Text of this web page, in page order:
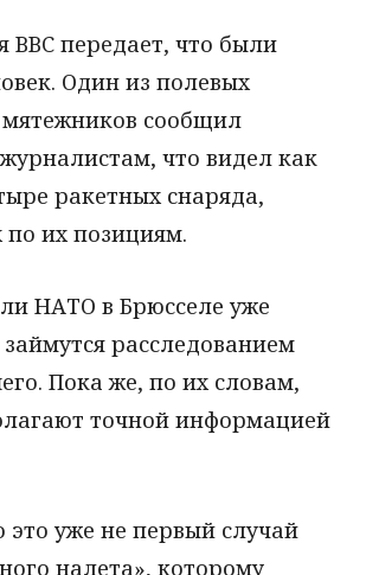
BBC передает, что были
Один из полевых
сообщил
что видел как
ракетных снаряда,
их позициям.
НАТО в Брюсселе уже
расследованием
Пока же, по их словам,
точной информацией
это уже не первый случай
налета», которому